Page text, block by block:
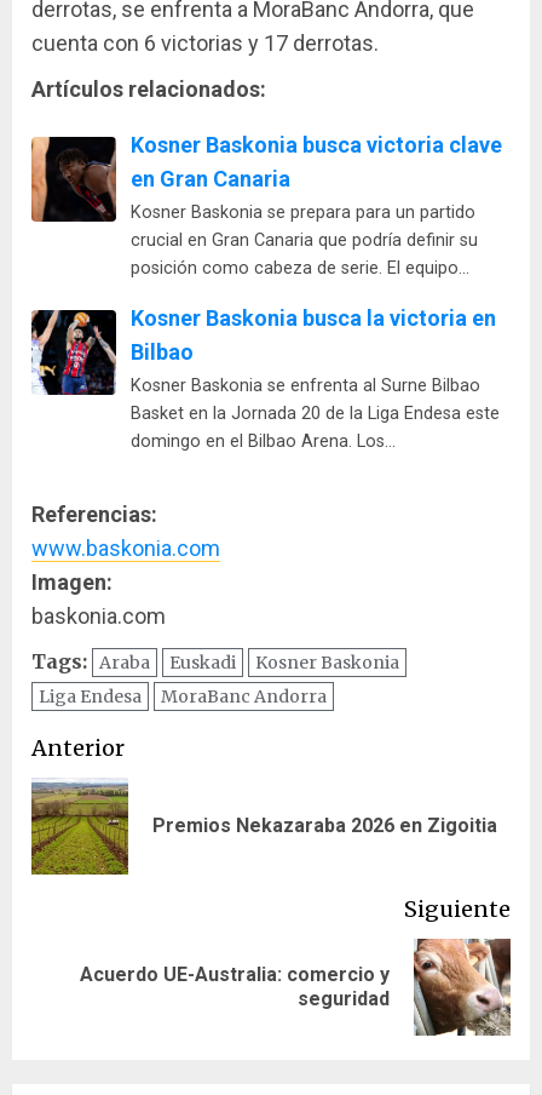
derrotas, se enfrenta a MoraBanc Andorra, que
cuenta con 6 victorias y 17 derrotas.
Artículos relacionados:
Kosner Baskonia busca victoria clave
en Gran Canaria
Kosner Baskonia se prepara para un partido
crucial en Gran Canaria que podría definir su
posición como cabeza de serie. El equipo…
Kosner Baskonia busca la victoria en
Bilbao
Kosner Baskonia se enfrenta al Surne Bilbao
Basket en la Jornada 20 de la Liga Endesa este
domingo en el Bilbao Arena. Los…
Referencias:
www.baskonia.com
Imagen:
baskonia.com
Tags: Araba Euskadi
Kosner Baskonia
Liga Endesa
MoraBanc Andorra
Navegación
de
entradas
Anterior
Premios Nekazaraba 2026 en Zigoitia
Siguiente
Siguiente
Acuerdo UE-Australia: comercio y
seguridad